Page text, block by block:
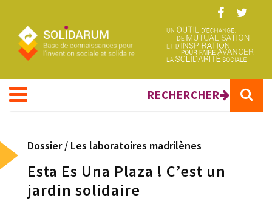
RECHERCHER
Dossier / Les laboratoires madrilènes
Esta Es Una Plaza ! C’est un
jardin solidaire